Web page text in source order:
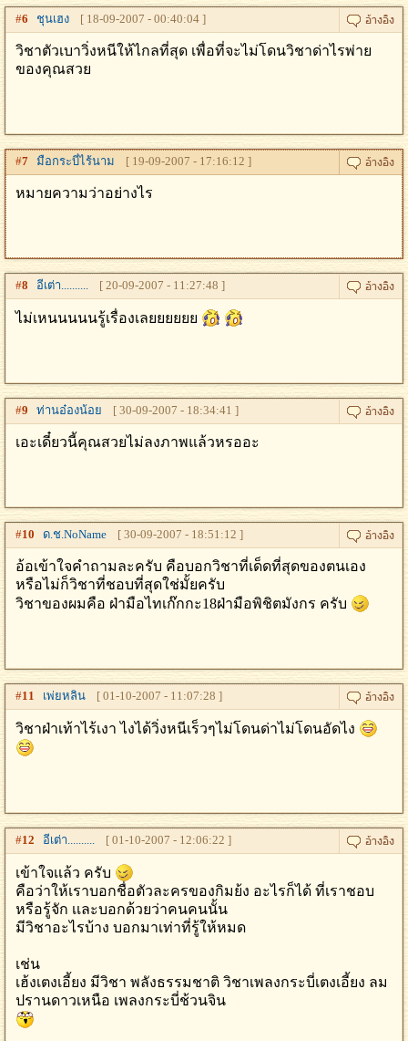
#6 ชุนเฮง [ 18-09-2007 - 00:40:04 ]
วิชาตัวเบาวิ่งหนีให้ไกลที่สุด เพื่อที่จะไม่โดนวิชาด่าไรพ่าย
ของคุณสวย
#7 มือกระบี่ไร้นาม [ 19-09-2007 - 17:16:12 ]
หมายความว่าอย่างไร
#8 อีเต่า.......... [ 20-09-2007 - 11:27:48 ]
ไม่เหนนนนนรู้เรื่องเลยยยยยย
#9 ท่านอ๋องน้อย [ 30-09-2007 - 18:34:41 ]
เอะเดี๋ยวนี้คุณสวยไม่ลงภาพแล้วหรออะ
#10 ด.ช.NoName [ 30-09-2007 - 18:51:12 ]
อ้อเข้าใจคำถามละครับ คือบอกวิชาที่เด็ดที่สุดของตนเอง
หรือไม่ก็วิชาที่ชอบที่สุดใช่มั้ยครับ
วิชาของผมคือ ฝ่ามือไทเก๊กกะ18ฝ่ามือพิชิตมังกร ครับ
#11 เพ่ยหลิน [ 01-10-2007 - 11:07:28 ]
วิชาฝ่าเท้าไร้เงา ไงได้วิ่งหนีเร็วๆไม่โดนด่าไม่โดนอัดไง
#12 อีเต่า.......... [ 01-10-2007 - 12:06:22 ]
เข้าใจเเล้ว ครับ
คือว่าให้เราบอกชื่อตัวละครของกิมย้ง อะไรก็ได้ ที่เราชอบ
หรือรู้จัก เเละบอกด้วยว่าคนคนนั้น
มีวิชาอะไรบ้าง บอกมาเท่าที่รู้ให้หมด
เช่น
เฮ้งเตงเอี้ยง มีวิชา พลังธรรมชาติ วิชาเพลงกระบี่เตงเอี้ยง ลม
ปรานดาวเหนือ เพลงกระบี่ช้วนจิน